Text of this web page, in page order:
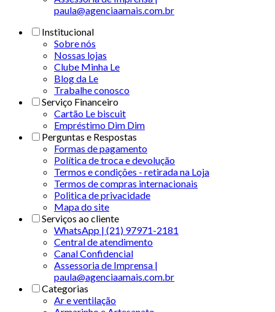
paula@agenciaamais.com.br
Institucional
Sobre nós
Nossas lojas
Clube Minha Le
Blog da Le
Trabalhe conosco
Serviço Financeiro
Cartão Le biscuit
Empréstimo Dim Dim
Perguntas e Respostas
Formas de pagamento
Política de troca e devolução
Termos e condições - retirada na Loja
Termos de compras internacionais
Politica de privacidade
Mapa do site
Serviços ao cliente
WhatsApp | (21) 97971-2181
Central de atendimento
Canal Confidencial
Assessoria de Imprensa |
paula@agenciaamais.com.br
Categorias
Ar e ventilação